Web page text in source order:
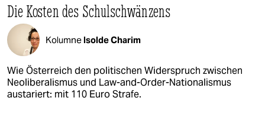
Die Kosten des Schul­schwänzens
Kolumne Isolde Charim
Wie Österreich den politischen Widerspruch zwischen
Neoliberalismus und Law-and-Order-Nationalismus
austariert: mit 110 Euro Strafe​.